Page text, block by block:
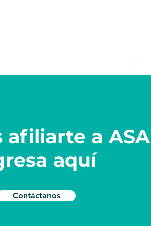
afiliarte a
aquí
Contáctanos